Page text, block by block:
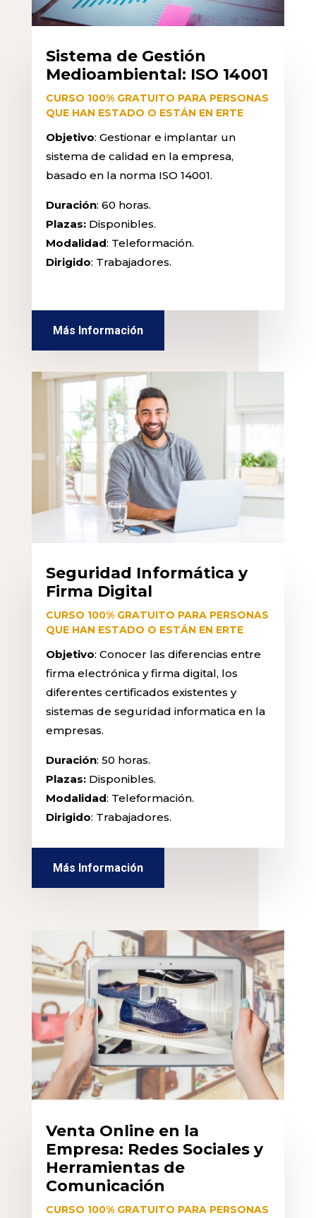
Sistema de Gestión
Medioambiental: ISO 14001
CURSO 100% GRATUITO PARA PERSONAS
QUE HAN ESTADO O ESTÁN EN ERTE
Objetivo: Gestionar e implantar un
sistema de calidad en la empresa,
basado en la norma ISO 14001.
Duración: 60 horas.
Plazas:Disponibles.
Modalidad: Teleformación.
Dirigido: Trabajadores.
Más Información
Seguridad Informática y
Firma Digital
CURSO 100% GRATUITO PARA PERSONAS
QUE HAN ESTADO O ESTÁN EN ERTE
Objetivo: Conocer las diferencias entre
firma electrónica y firma digital, los
diferentes certificados existentes y
sistemas de seguridad informatica en la
empresas.
Duración: 50 horas.
Plazas:Disponibles.
Modalidad: Teleformación.
Dirigido: Trabajadores.
Más Información
Venta Online en la
Empresa: Redes Sociales y
Herramientas de
Comunicación
CURSO 100% GRATUITO PARA PERSONAS